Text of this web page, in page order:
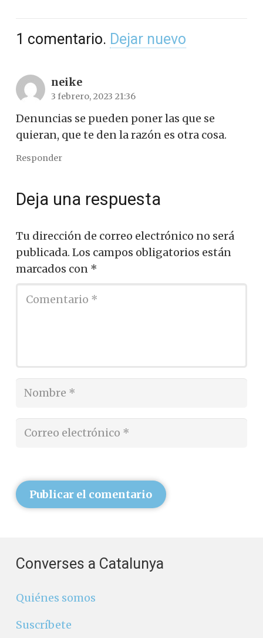
1 comentario. Dejar nuevo
neike
3 febrero, 2023 21:36
Denuncias se pueden poner las que se
quieran, que te den la razón es otra cosa.
Responder
Deja una respuesta
Tu dirección de correo electrónico no será
publicada. Los campos obligatorios están
marcados con *
Publicar el comentario
Converses a Catalunya
Quiénes somos
Suscríbete